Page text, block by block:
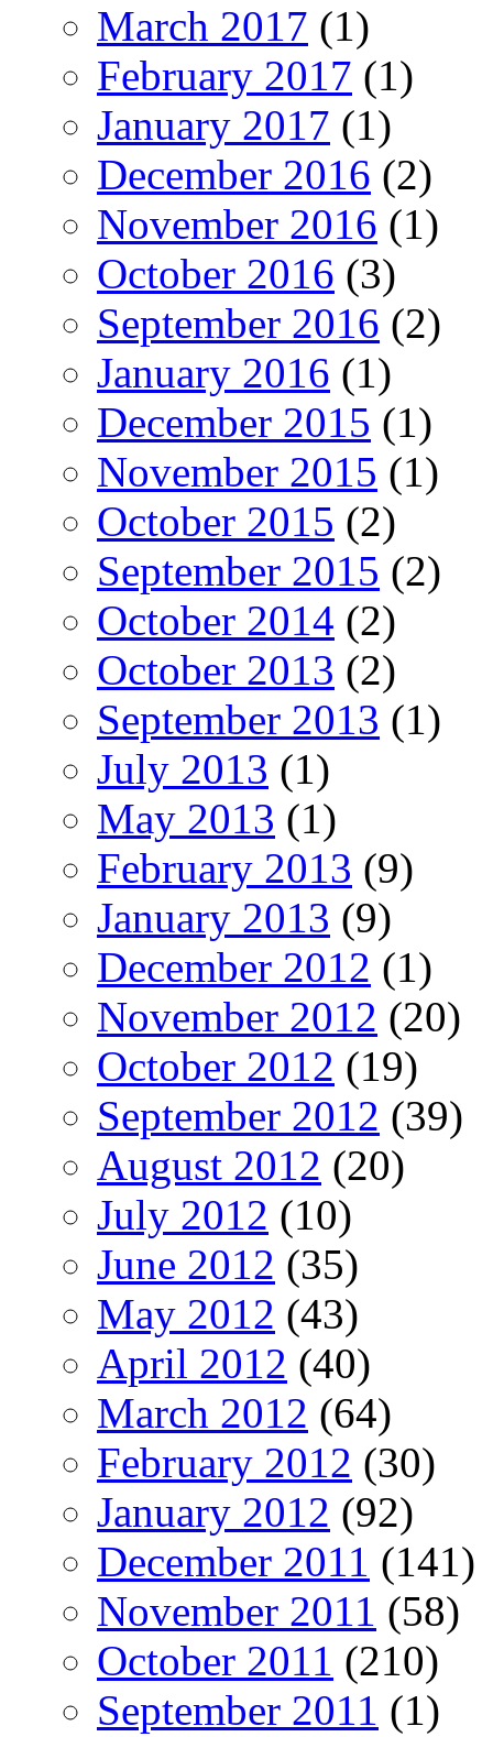
March 2017 (1)
February 2017 (1)
January 2017 (1)
December 2016 (2)
November 2016 (1)
October 2016 (3)
September 2016 (2)
January 2016 (1)
December 2015 (1)
November 2015 (1)
October 2015 (2)
September 2015 (2)
October 2014 (2)
October 2013 (2)
September 2013 (1)
July 2013 (1)
May 2013 (1)
February 2013 (9)
January 2013 (9)
December 2012 (1)
November 2012 (20)
October 2012 (19)
September 2012 (39)
August 2012 (20)
July 2012 (10)
June 2012 (35)
May 2012 (43)
April 2012 (40)
March 2012 (64)
February 2012 (30)
January 2012 (92)
December 2011 (141)
November 2011 (58)
October 2011 (210)
September 2011 (1)